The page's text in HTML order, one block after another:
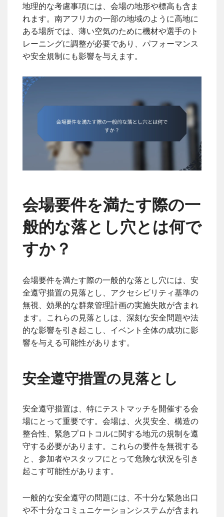
地理的な考慮事項には、会場の地形や標高も含ま
れます。南アフリカの一部の地域のように高地に
ある場所では、薄い空気のために機材や選手のト
レーニングに調整が必要であり、パフォーマンス
や安全規制にも影響を与えます。
会場要件を満たす際の一
般的な落とし穴とは何で
すか？
会場要件を満たす際の一般的な落とし穴には、安
全遵守措置の見落とし、アクセシビリティ基準の
無視、効果的な群衆管理計画の実施失敗が含まれ
ます。これらの見落としは、深刻な安全問題や法
的な影響を引き起こし、イベント全体の成功に影
響を与える可能性があります。
安全遵守措置の見落とし
安全遵守措置は、特にテストマッチを開催する会
場にとって重要です。会場は、火災安全、構造の
整合性、緊急プロトコルに関する地元の規制を遵
守する必要があります。これらの要件を無視する
と、参加者やスタッフにとって危険な状況を引き
起こす可能性があります。
一般的な安全遵守の問題には、不十分な緊急出口
や不十分なコミュニケーションシステムが含まれ